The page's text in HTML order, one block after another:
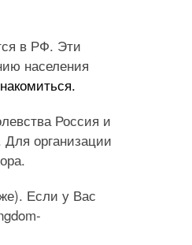
в РФ. Эти
населения
Россия и
организации
Если у Вас